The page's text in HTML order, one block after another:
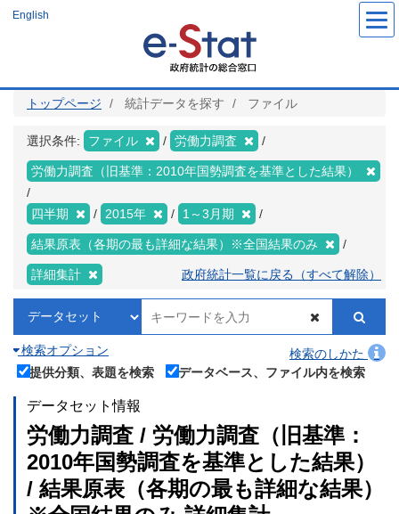
ツ
English
トップページ 統計データを探す ファイル
選択条件: ファイル 労働力調査
労働力調査（旧基準：2010年国勢調査を基準とした結果）
四半期 2015年 1～3月期
結果原表（各期の最も詳細な結果）※全国結果のみ
詳細集計 政府統計一覧に戻る（すべて解除）
検索オプション
検索のしかた
提供分類、表題を検索
データベース、ファイル内を検索
データセット情報
労働力調査 / 労働力調査（旧基準：
2010年国勢調査を基準とした結果）
/ 結果原表（各期の最も詳細な結果）